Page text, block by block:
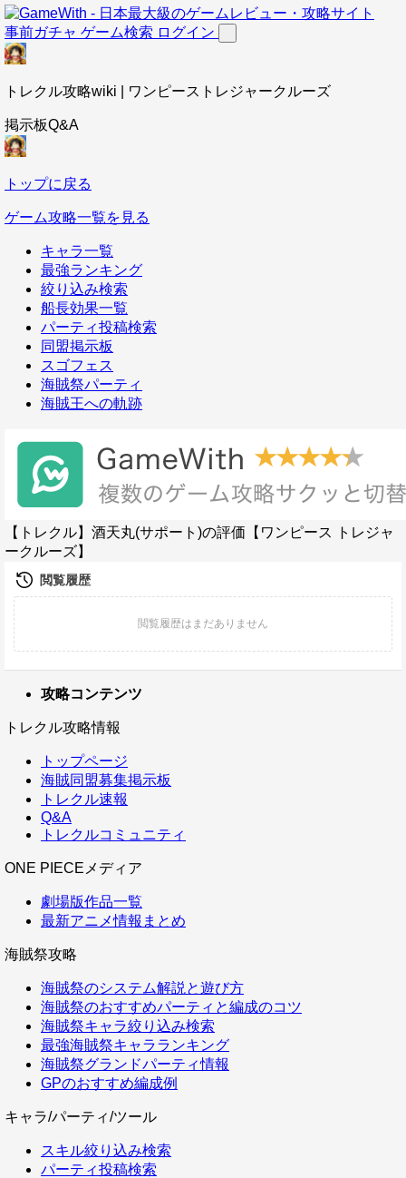
事前ガチャ ゲーム検索 ログイン
トレクル攻略wiki | ワンピーストレジャークルーズ
掲示板Q&A
トップに戻る
ゲーム攻略一覧を見る
キャラ一覧
最強ランキング
絞り込み検索
船長効果一覧
パーティ投稿検索
同盟掲示板
スゴフェス
海賊祭パーティ
海賊王への軌跡
【トレクル】酒天丸(サポート)の評価【ワンピース トレジャ
ークルーズ】
攻略コンテンツ
トレクル攻略情報
トップページ
海賊同盟募集掲示板
トレクル速報
Q&A
トレクルコミュニティ
ONE PIECEメディア
劇場版作品一覧
最新アニメ情報まとめ
海賊祭攻略
海賊祭のシステム解説と遊び方
海賊祭のおすすめパーティと編成のコツ
海賊祭キャラ絞り込み検索
最強海賊祭キャラランキング
海賊祭グランドパーティ情報
GPのおすすめ編成例
キャラ/パーティ/ツール
スキル絞り込み検索
パーティ投稿検索